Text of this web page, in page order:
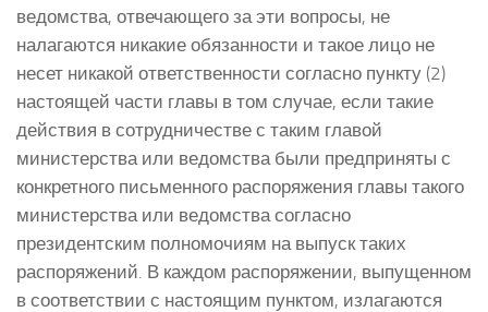
ведомства, отвечающего за эти вопросы, не
налагаются никакие обязанности и такое лицо не
несет никакой ответственности согласно пункту (2)
настоящей части главы в том случае, если такие
действия в сотрудничестве с таким главой
министерства или ведомства были предприняты с
конкретного письменного распоряжения главы такого
министерства или ведомства согласно
президентским полномочиям на выпуск таких
распоряжений. В каждом распоряжении, выпущенном
в соответствии с настоящим пунктом, излагаются